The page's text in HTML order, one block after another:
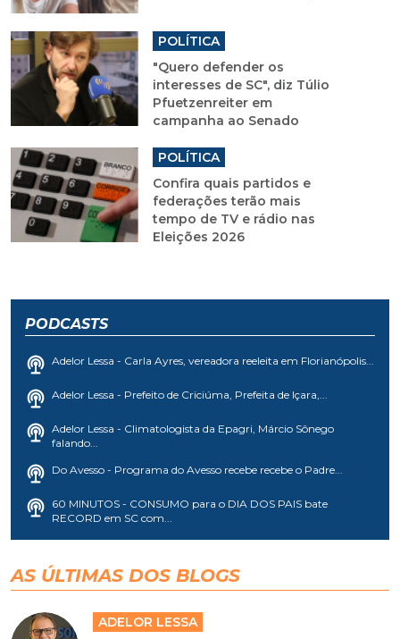
POLÍTICA
"Quero defender os
interesses de SC", diz Túlio
Pfuetzenreiter em
campanha ao Senado
POLÍTICA
Confira quais partidos e
federações terão mais
tempo de TV e rádio nas
Eleições 2026
PODCASTS
Adelor Lessa - Carla Ayres, vereadora reeleita em Florianópolis...
Adelor Lessa - Prefeito de Criciúma, Prefeita de Içara,...
Adelor Lessa - Climatologista da Epagri, Márcio Sônego
falando...
Do Avesso - Programa do Avesso recebe recebe o Padre...
60 MINUTOS - CONSUMO para o DIA DOS PAIS bate
RECORD em SC com...
AS ÚLTIMAS DOS BLOGS
ADELOR LESSA